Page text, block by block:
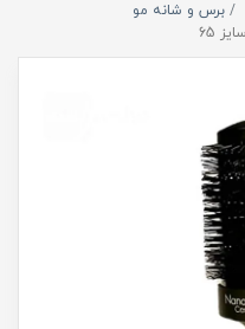
برس و شانه مو
65